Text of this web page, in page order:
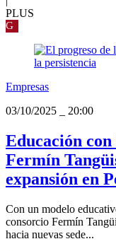
PLUS
G
Empresas
03/10/2025
20:00
Educación
Fermín
expansión en
Con un modelo
consorcio Fermín
hacia nuevas sede...